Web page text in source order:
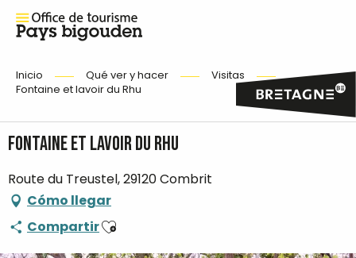
Inicio Qué ver y hacer
Visitas
Fontaine et lavoir du Rhu
Fontaine et lavoir du Rhu
Route du Treustel, 29120 Combrit
Cómo llegar
CompartirAjouter aux favoris